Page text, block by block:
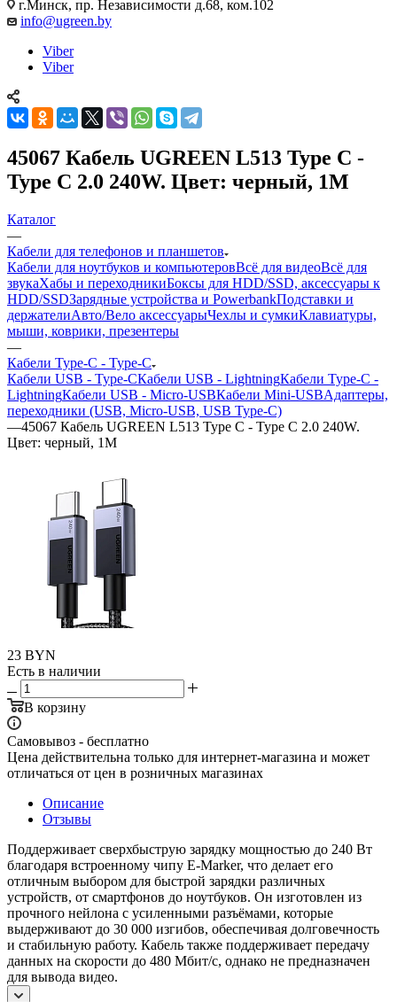
г.Минск, пр. Независимости д.68, ком.102
info@ugreen.by
Viber
Viber
45067 Кабель UGREEN L513 Type C -
Type C 2.0 240W. Цвет: черный, 1М
Каталог
—
Кабели для телефонов и планшетов
Кабели для ноутбуков и компьютеровВсё для видеоВсё для
звукаХабы и переходникиБоксы для HDD/SSD, аксессуары к
HDD/SSDЗарядные устройства и PowerbankПодставки и
держателиАвто/Вело аксессуарыЧехлы и сумкиКлавиатуры,
мыши, коврики, презентеры
—
Кабели Type-C - Type-C
Кабели USB - Type-CКабели USB - LightningКабели Type-C -
LightningКабели USB - Micro-USBКабели Mini-USBАдаптеры,
переходники (USB, Micro-USB, USB Type-C)
—45067 Кабель UGREEN L513 Type C - Type C 2.0 240W.
Цвет: черный, 1М
23 BYN
Есть в наличии
В корзину
Самовывоз - бесплатно
Цена действительна только для интернет-магазина и может
отличаться от цен в розничных магазинах
Описание
Отзывы
Поддерживает сверхбыструю зарядку мощностью до 240 Вт
благодаря встроенному чипу E-Marker, что делает его
отличным выбором для быстрой зарядки различных
устройств, от смартфонов до ноутбуков. Он изготовлен из
прочного нейлона с усиленными разъёмами, которые
выдерживают до 30 000 изгибов, обеспечивая долговечность
и стабильную работу. Кабель также поддерживает передачу
данных на скорости до 480 Мбит/с, однако не предназначен
для вывода видео.